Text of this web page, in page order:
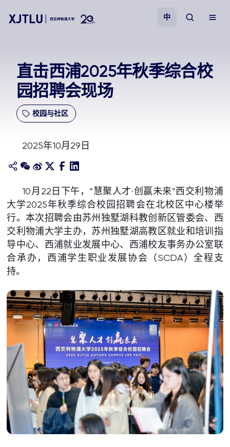
招生
科研
学院
关于我们
中
直击西浦2025年秋季综合校
园招聘会现场
校园与社区
2025年10月29日
10月22日下午，“慧聚人才·创赢未来”西交利物浦
大学2025年秋季综合校园招聘会在北校区中心楼举
行。本次招聘会由苏州独墅湖科教创新区管委会、西
交利物浦大学主办，苏州独墅湖高教区就业和培训指
导中心、西浦就业发展中心、西浦校友事务办公室联
合承办，西浦学生职业发展协会（SCDA）全程支
持。